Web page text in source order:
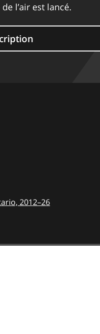
l’air est lancé.
2012–26